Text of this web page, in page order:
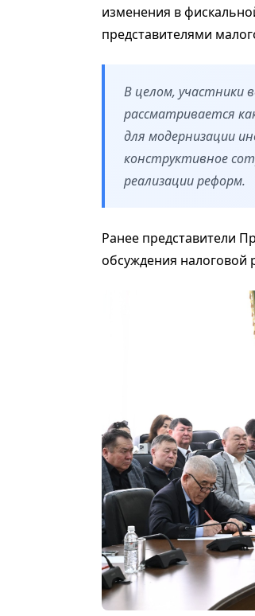
изменения в
представителями
В целом, участники
рассматривается
для модернизации
конструктивное
реализации реформ.
Ранее представители
обсуждения